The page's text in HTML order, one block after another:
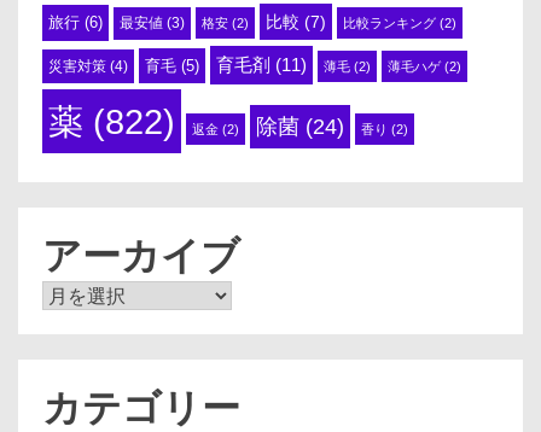
旅行 (6) 最安値 (3) 格安 (2) 比較 (7) 比較ランキング (2)
災害対策 (4) 育毛 (5) 育毛剤 (11) 薄毛 (2) 薄毛ハゲ(2)
薬 (822) 返金 (2) 除菌 (24) 香り (2)
アーカイブ
ア
ー
カテゴリー